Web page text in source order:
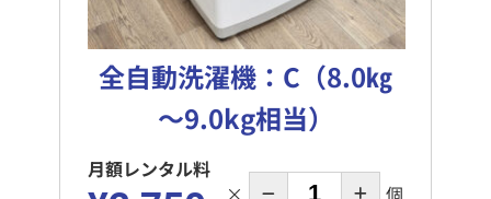
全自動洗濯機：C（8.0㎏
～9.0kg相当）
月額レンタル料
× 個